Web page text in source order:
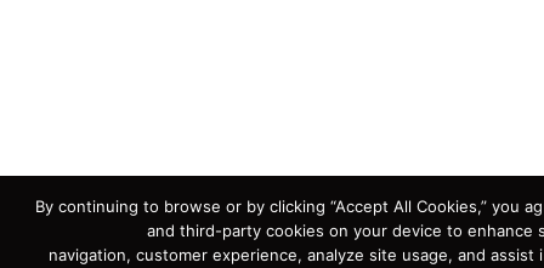
By continuing to browse or by clicking “Accept All Cookies,” you
and third-party cookies on your device to enhance
navigation, customer experience, analyze site usage, and assist